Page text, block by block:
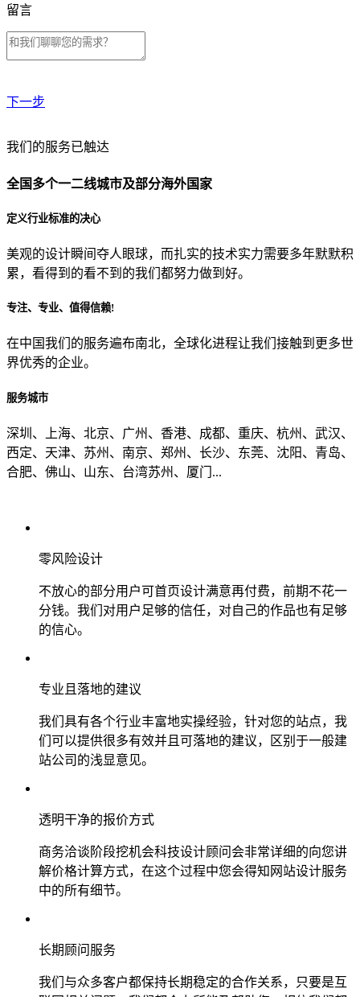
留言
下一步
贵公司预算范围是？
贵公司的团队规模是？
目前主要的营销渠道是？
我们的服务已触达
全国多个一二线城市及部分海外国家
定义行业标准的决心
美观的设计瞬间夺人眼球，而扎实的技术实力需要多年默默积
累，看得到的看不到的我们都努力做到好。
专注、专业、值得信赖!
在中国我们的服务遍布南北，全球化进程让我们接触到更多世
界优秀的企业。
服务城市
深圳、上海、北京、广州、香港、成都、重庆、杭州、武汉、
西定、天津、苏州、南京、郑州、长沙、东莞、沈阳、青岛、
合肥、佛山、山东、台湾苏州、厦门...
零风险设计
不放心的部分用户可首页设计满意再付费，前期不花一
分钱。我们对用户足够的信任，对自己的作品也有足够
的信心。
专业且落地的建议
我们具有各个行业丰富地实操经验，针对您的站点，我
们可以提供很多有效并且可落地的建议，区别于一般建
站公司的浅显意见。
透明干净的报价方式
商务洽谈阶段挖机会科技设计顾问会非常详细的向您讲
解价格计算方式，在这个过程中您会得知网站设计服务
中的所有细节。
长期顾问服务
我们与众多客户都保持长期稳定的合作关系，只要是互